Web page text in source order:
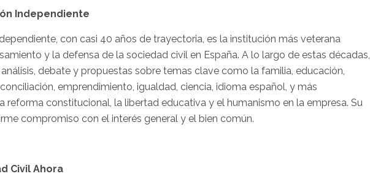
Independiente
con casi 40 años de trayectoria, es la institución más veterana
y la defensa de la sociedad civil en España. A lo largo de estas décadas,
debate y propuestas sobre temas clave como la familia, educación,
emprendimiento, igualdad, ciencia, idioma español, y más
reforma constitucional, la libertad educativa y el humanismo en la empresa. Su
compromiso con el interés general y el bien común.
Civil Ahora